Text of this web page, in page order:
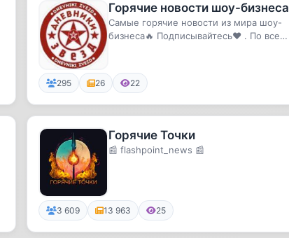
Горячие новости шоу-бизнеса
Самые горячие новости из мира шоу-
бизнеса🔥 Подписывайтесь❤️ . По всем
295 26 22
Горячие Точки
📰 flashpoint_news 📰
3 609 13 963 25